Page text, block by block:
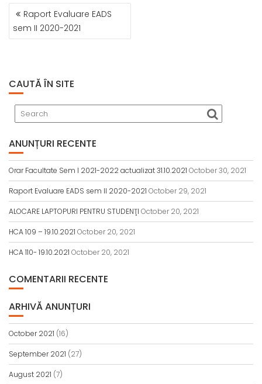
POST
NAVIGATION
Raport Evaluare EADS
sem II 2020-2021
CAUTĂ ÎN SITE
ANUNȚURI RECENTE
Orar Facultate Sem I 2021-2022 actualizat 31.10.2021 October 30, 2021
Raport Evaluare EADS sem II 2020-2021 October 29, 2021
ALOCARE LAPTOPURI PENTRU STUDENŢI October 20, 2021
HCA 109 – 19.10.2021 October 20, 2021
HCA 110- 19.10.2021 October 20, 2021
COMENTARII RECENTE
ARHIVĂ ANUNȚURI
October 2021 (16)
September 2021 (27)
August 2021 (7)